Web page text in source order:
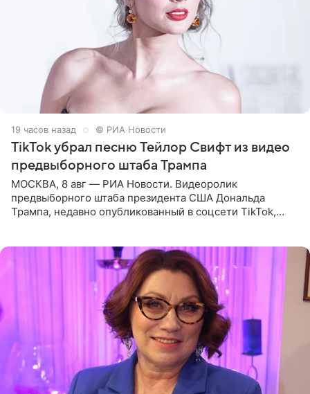
19 часов назад © РИА Новости
TikTok убрал песню Тейлор Свифт из видео
предвыборного штаба Трампа
МОСКВА, 8 авг — РИА Новости. Видеоролик
предвыборного штаба президента США Дональда
Трампа, недавно опубликованный в соцсети TikTok,